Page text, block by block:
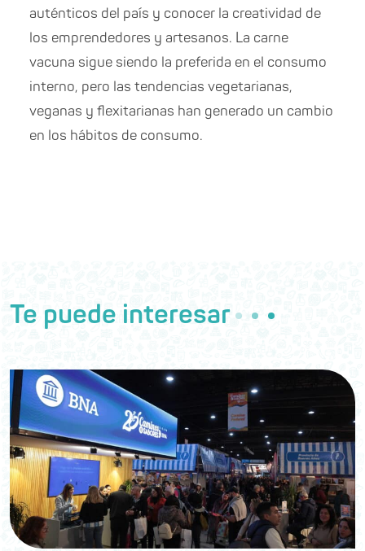
auténticos del país y conocer la creatividad de
los emprendedores y artesanos. La carne
vacuna sigue siendo la preferida en el consumo
interno, pero las tendencias vegetarianas,
veganas y flexitarianas han generado un cambio
en los hábitos de consumo.
Te puede interesar